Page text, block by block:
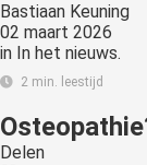
Bastiaan Keuning
02 maart 2026
in In het nieuws.
2 min. leestijd
Delen